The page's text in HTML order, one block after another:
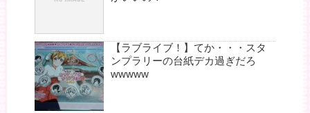
【ラブライブ！】てか・・・スタ
ンプラリーの台紙デカ過ぎだろ
wwwww